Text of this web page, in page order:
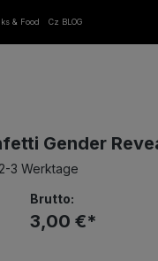
& Food Cz BLOG
Gender
3 Werktage
Brutto:
3,00 €*